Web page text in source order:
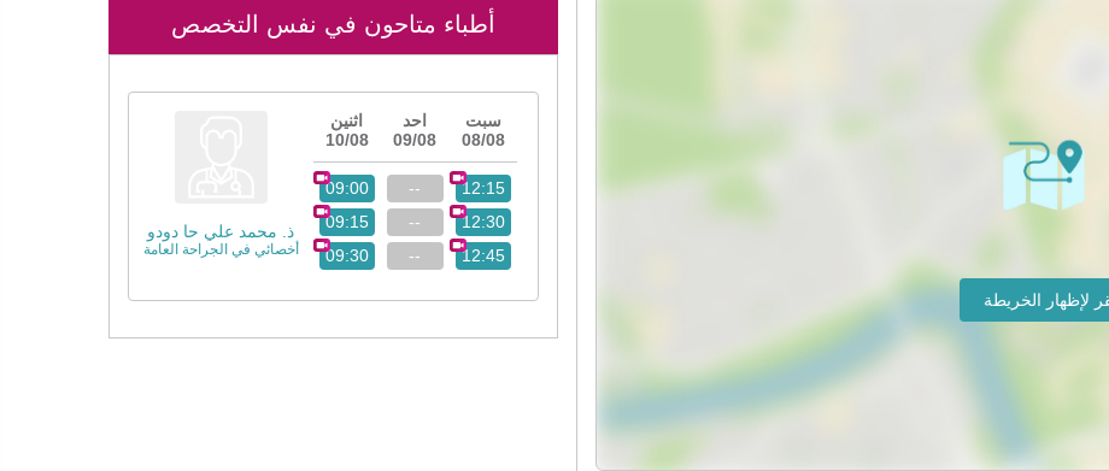
أطباء متاحون في نفس التخصص
ذ. محمد علي حا دودو
أخصائي في الجراحة العامة
سبت
08/08
احد
09/08
اثنين
10/08
12:15
12:30
12:45
--
--
--
09:00
09:15
09:30